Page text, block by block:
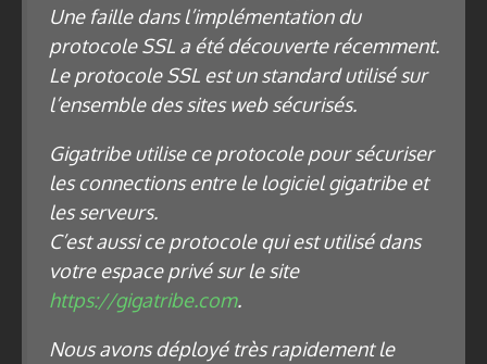
Une faille dans l’implémentation du
protocole SSL a été découverte récemment.
Le protocole SSL est un standard utilisé sur
l’ensemble des sites web sécurisés.
Gigatribe utilise ce protocole pour sécuriser
les connections entre le logiciel gigatribe et
les serveurs.
C’est aussi ce protocole qui est utilisé dans
votre espace privé sur le site
https://gigatribe.com.
Nous avons déployé très rapidement le